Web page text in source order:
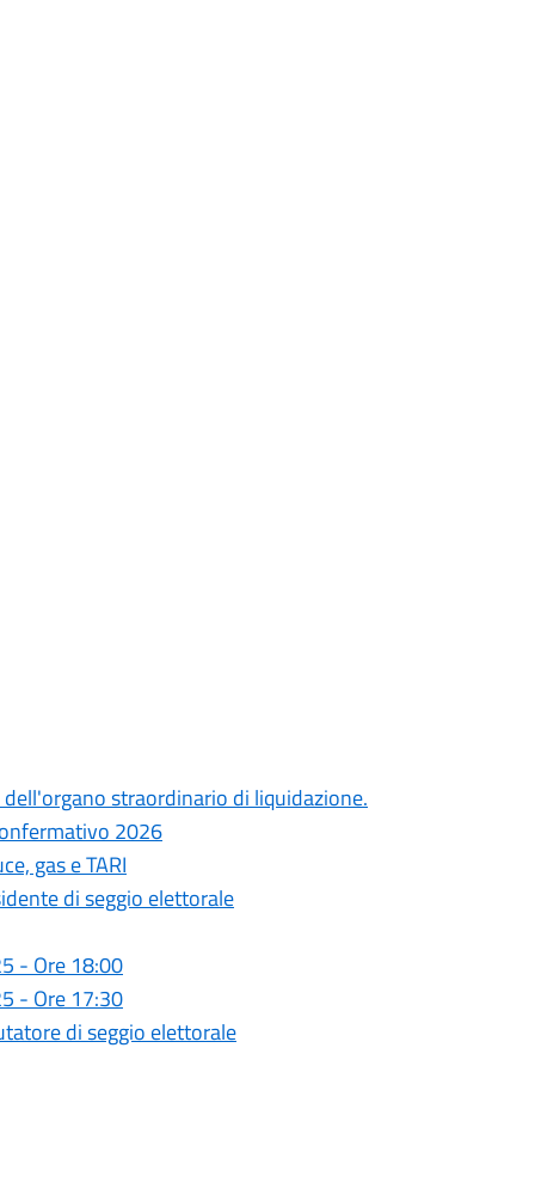
straordinario di liquidazione.
2026
gas e TARI
di seggio elettorale
- Ore 18:00
- Ore 17:30
di seggio elettorale